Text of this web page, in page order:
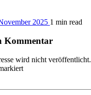
2025 1 min read
Kommentar
wird nicht veröffentlicht.